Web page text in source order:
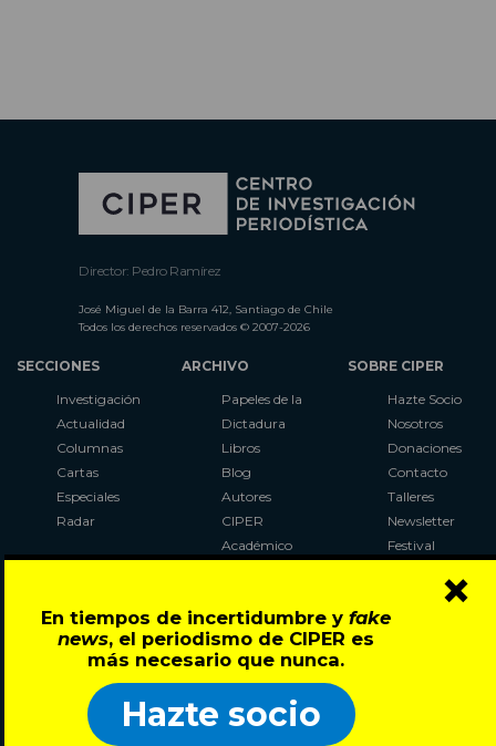
En tiempos de incertidumbre y fake
news, el periodismo de CIPER es
más necesario que nunca.
Hazte socio
×
Director: Pedro Ramírez
José Miguel de la Barra 412, Santiago de Chile
Todos los derechos reservados © 2007-2026
SECCIONES
Investigación
Actualidad
Columnas
Cartas
Especiales
Radar
ARCHIVO
Papeles de la
Dictadura
Libros
Blog
Autores
CIPER
Académico
Al Plebiscito
con CIPER
SOBRE CIPER
Hazte Socio
Nosotros
Donaciones
Contacto
Talleres
Newsletter
Festival